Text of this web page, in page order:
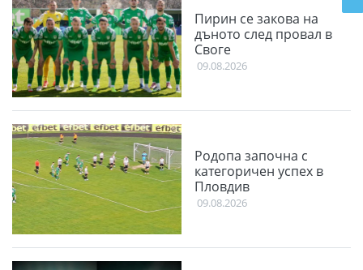
Пирин се закова на
дъното след провал в
Своге
09.08.2026
Родопа започна с
категоричен успех в
Пловдив
09.08.2026